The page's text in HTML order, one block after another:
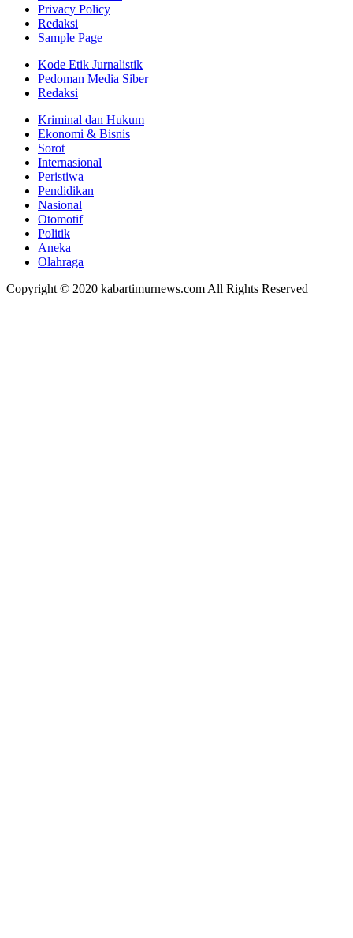
Privacy Policy
Redaksi
Sample Page
Kode Etik Jurnalistik
Pedoman Media Siber
Redaksi
Kriminal dan Hukum
Ekonomi & Bisnis
Sorot
Internasional
Peristiwa
Pendidikan
Nasional
Otomotif
Politik
Aneka
Olahraga
Copyright © 2020 kabartimurnews.com All Rights Reserved